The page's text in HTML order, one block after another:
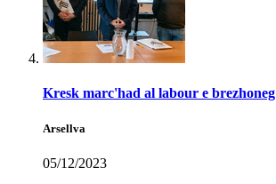
Kresk marc'had al labour e brezhoneg
Arsellva
05/12/2023